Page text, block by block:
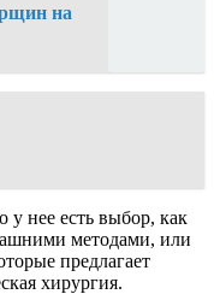
на
нее есть выбор, как
методами, или
предлагает
хирургия.